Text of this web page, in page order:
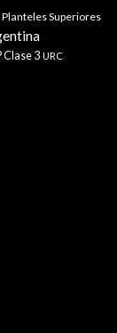
Planteles Superiores
Clase 3 URC